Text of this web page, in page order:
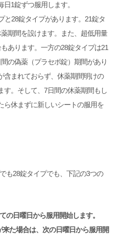
1錠ずつ服用します。
と28錠タイプがあります。21錠タ
期間を設けます。また、超低用量
あります。一方の28錠タイプは21
の偽薬（プラセボ錠）期間があり
含まれておらず、休薬期間明けの
す。そして、7日間の休薬期間もし
ら休まずに新しいシートの服用を
も28錠タイプでも、下記の3つの
の日曜日から服用開始します。
た場合は、次の日曜日から服用開